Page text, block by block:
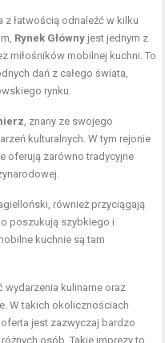
łatwością odnaleźć w kilku
Rynek Główny jest jednym z
miłośników mobilnej kuchni. To
dań z całego świata,
rynku.
, znany ze swojego
kulturalnych. W tym rejonie
oferują zarówno tradycyjne
również przyciągają
poszukują szybkiego i
kuchnie są tam
wydarzenia kulinarne oraz
W takich okolicznościach
oferta jest zazwyczaj bardzo
osób. Takie imprezy to